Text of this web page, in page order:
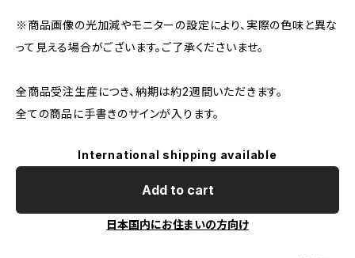
※商品画像の光加減やモニターの設定により、実際の色味と異な
って見える場合がございます。ご了承くださいませ。
全商品受注生産につき、納期は約2週間いただきます。
全ての商品に手書きのサインが入ります。
International shipping available
Add to cart
日本国内にお住まいの方向け